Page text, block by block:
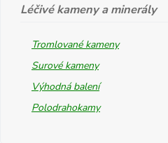
Léčivé kameny a minerály
Tromlované kameny
Surové kameny
Výhodná balení
Polodrahokamy